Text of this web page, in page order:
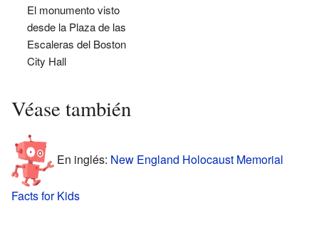
El monumento visto
desde la Plaza de las
Escaleras del Boston
City Hall
Véase también
En inglés: New England Holocaust Memorial
Facts for Kids